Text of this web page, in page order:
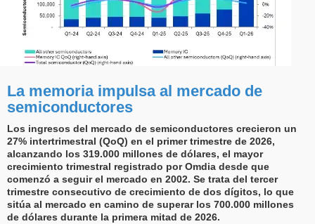
La memoria impulsa al mercado de
semiconductores
Los ingresos del mercado de semiconductores crecieron un
27% intertrimestral (QoQ) en el primer trimestre de 2026,
alcanzando los 319.000 millones de dólares, el mayor
crecimiento trimestral registrado por Omdia desde que
comenzó a seguir el mercado en 2002. Se trata del tercer
trimestre consecutivo de crecimiento de dos dígitos, lo que
sitúa al mercado en camino de superar los 700.000 millones
de dólares durante la primera mitad de 2026.